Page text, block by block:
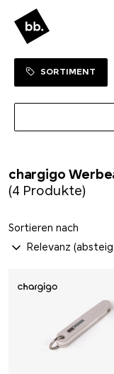
ZUM SHOP
SORTIMENT
chargigo
(4 Produkte)
Sortieren nach
M&M's
Mahler&Co.
MASCOT
Maya Popcorn
Moleskine®